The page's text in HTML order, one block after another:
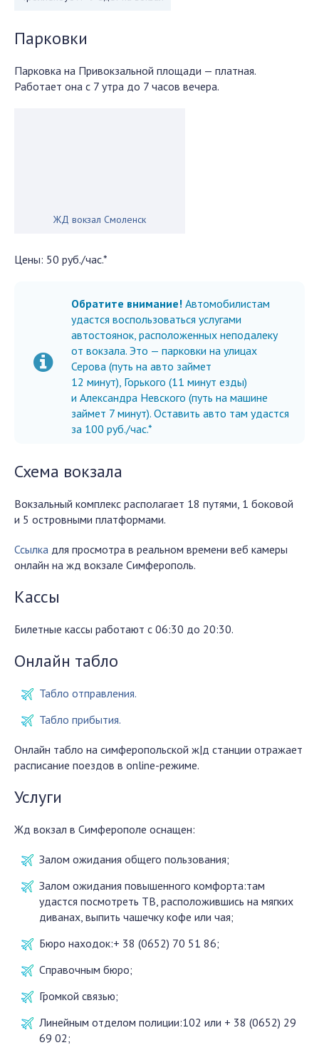
Парковки
Парковка на Привокзальной площади — платная.
Работает она с 7 утра до 7 часов вечера.
ЖД вокзал Смоленск
Цены: 50 руб./час.*
Обратите внимание! Автомобилистам
удастся воспользоваться услугами
автостоянок, расположенных неподалеку
от вокзала. Это — парковки на улицах
Серова (путь на авто займет
12 минут), Горького (11 минут езды)
и Александра Невского (путь на машине
займет 7 минут). Оставить авто там удастся
за 100 руб./час.*
Схема вокзала
Вокзальный комплекс располагает 18 путями, 1 боковой
и 5 островными платформами.
Ссылка для просмотра в реальном времени веб камеры
онлайн на жд вокзале Симферополь.
Кассы
Билетные кассы работают с 06:30 до 20:30.
Онлайн табло
Табло отправления.
Табло прибытия.
Онлайн табло на симферопольской ж|д станции отражает
расписание поездов в online-режиме.
Услуги
Жд вокзал в Симферополе оснащен:
Залом ожидания общего пользования;
Залом ожидания повышенного комфорта:там
удастся посмотреть ТВ, расположившись на мягких
диванах, выпить чашечку кофе или чая;
Бюро находок:+ 38 (0652) 70 51 86;
Справочным бюро;
Громкой связью;
Линейным отделом полиции:102 или + 38 (0652) 29
69 02;